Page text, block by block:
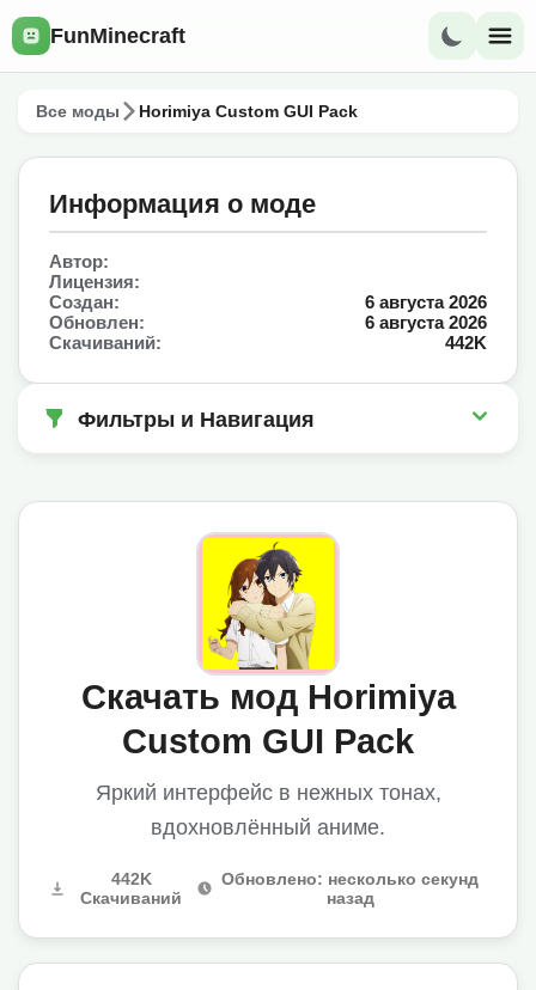
FunMinecraft
Все моды Horimiya Custom GUI Pack
Скачать мод Horimiya
Custom GUI Pack
Яркий интерфейс в нежных тонах,
вдохновлённый аниме.
442K
Скачиваний
Обновлено: несколько секунд
назад
Информация о моде
Автор:
Лицензия:
Создан:
6 августа 2026
Обновлен:
6 августа 2026
Скачиваний:
442K
Фильтры и Навигация